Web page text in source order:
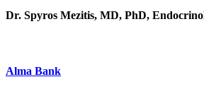
Dr. Spyros Mezitis, MD, PhD,
Alma Bank